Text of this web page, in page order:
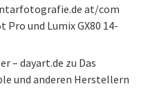
at/com
Pro und Lumix GX80 14-
– dayart.de zu Das
und anderen Herstellern